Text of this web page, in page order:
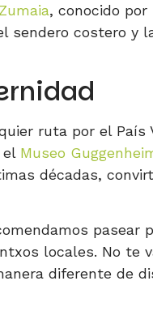
Zumaia, conocido
sendero costero y
ruta por el País
el Museo
décadas,
pasear
locales. No te
diferente de